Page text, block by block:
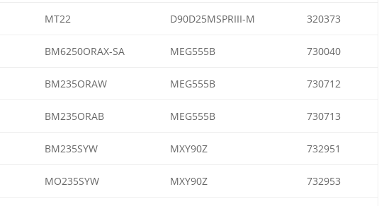
MT22 D90D25MSPRIII-M 320373
BM6250ORAX-SA MEG555B 730040
BM235ORAW MEG555B 730712
BM235ORAB MEG555B 730713
BM235SYW MXY90Z 732951
MO235SYW MXY90Z 732953